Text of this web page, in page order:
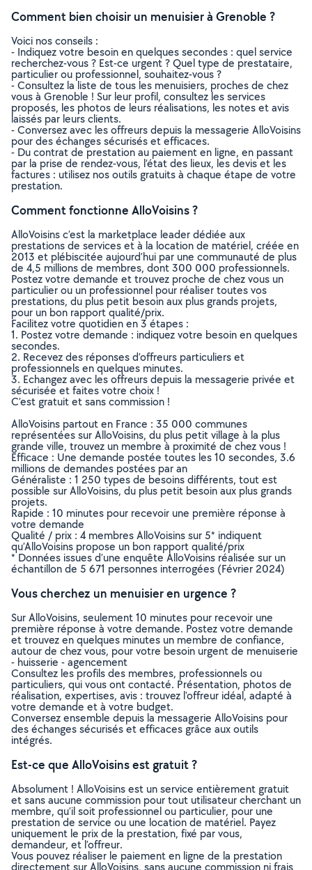
Comment bien choisir un menuisier à Grenoble ?
Voici nos conseils :
- Indiquez votre besoin en quelques secondes : quel service
recherchez-vous ? Est-ce urgent ? Quel type de prestataire,
particulier ou professionnel, souhaitez-vous ?
- Consultez la liste de tous les menuisiers, proches de chez
vous à Grenoble ! Sur leur profil, consultez les services
proposés, les photos de leurs réalisations, les notes et avis
laissés par leurs clients.
- Conversez avec les offreurs depuis la messagerie AlloVoisins
pour des échanges sécurisés et efficaces.
- Du contrat de prestation au paiement en ligne, en passant
par la prise de rendez-vous, l’état des lieux, les devis et les
factures : utilisez nos outils gratuits à chaque étape de votre
prestation.
Comment fonctionne AlloVoisins ?
AlloVoisins c’est la marketplace leader dédiée aux
prestations de services et à la location de matériel, créée en
2013 et plébiscitée aujourd’hui par une communauté de plus
de 4,5 millions de membres, dont 300 000 professionnels.
Postez votre demande et trouvez proche de chez vous un
particulier ou un professionnel pour réaliser toutes vos
prestations, du plus petit besoin aux plus grands projets,
pour un bon rapport qualité/prix.
Facilitez votre quotidien en 3 étapes :
1. Postez votre demande : indiquez votre besoin en quelques
secondes.
2. Recevez des réponses d’offreurs particuliers et
professionnels en quelques minutes.
3. Echangez avec les offreurs depuis la messagerie privée et
sécurisée et faites votre choix !
C’est gratuit et sans commission !
AlloVoisins partout en France : 35 000 communes
représentées sur AlloVoisins, du plus petit village à la plus
grande ville, trouvez un membre à proximité de chez vous !
Efficace : Une demande postée toutes les 10 secondes, 3.6
millions de demandes postées par an
Généraliste : 1 250 types de besoins différents, tout est
possible sur AlloVoisins, du plus petit besoin aux plus grands
projets.
Rapide : 10 minutes pour recevoir une première réponse à
votre demande
Qualité / prix : 4 membres AlloVoisins sur 5* indiquent
qu’AlloVoisins propose un bon rapport qualité/prix
* Données issues d’une enquête AlloVoisins réalisée sur un
échantillon de 5 671 personnes interrogées (Février 2024)
Vous cherchez un menuisier en urgence ?
Sur AlloVoisins, seulement 10 minutes pour recevoir une
première réponse à votre demande. Postez votre demande
et trouvez en quelques minutes un membre de confiance,
autour de chez vous, pour votre besoin urgent de menuiserie
- huisserie - agencement
Consultez les profils des membres, professionnels ou
particuliers, qui vous ont contacté. Présentation, photos de
réalisation, expertises, avis : trouvez l'offreur idéal, adapté à
votre demande et à votre budget.
Conversez ensemble depuis la messagerie AlloVoisins pour
des échanges sécurisés et efficaces grâce aux outils
intégrés.
Est-ce que AlloVoisins est gratuit ?
Absolument ! AlloVoisins est un service entièrement gratuit
et sans aucune commission pour tout utilisateur cherchant un
membre, qu’il soit professionnel ou particulier, pour une
prestation de service ou une location de matériel. Payez
uniquement le prix de la prestation, fixé par vous,
demandeur, et l’offreur.
Vous pouvez réaliser le paiement en ligne de la prestation
directement sur AlloVoisins, sans aucune commission ni frais